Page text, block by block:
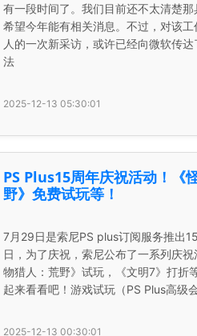
有一段时间了。我们目前还不太清楚那
希望今年能有相关消息。不过，对该
人的一次新采访，或许已经向微软传
法
2025-12-13 05:30:01
PS Plus15周年庆祝活动！《
野》免费试玩等！
7月29日是索尼PS plus订阅服务推出
日，为了庆祝，索尼公布了一系列庆
物猎人：荒野》试玩，《文明7》打折
起来看看吧！游戏试玩（PS Plus高级会
2025-12-13 00:30:01